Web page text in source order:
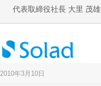
代表取締役社長 大里 茂雄
2010年3月10日